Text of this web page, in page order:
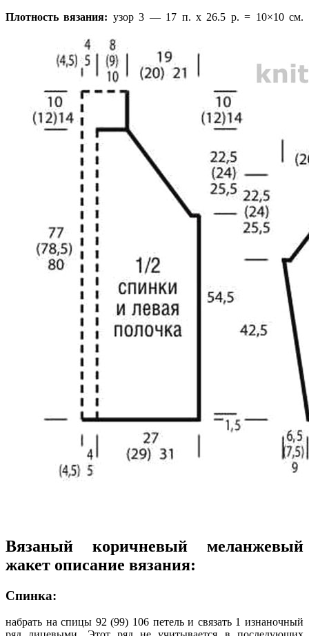
Плотность вязания: узор 3 — 17 п. х 26.5 р. = 10×10 см.
Вязаный коричневый меланжевый
жакет описание вязания:
Спинка:
набрать на спицы 92 (99) 106 петель и связать 1 изнаночный